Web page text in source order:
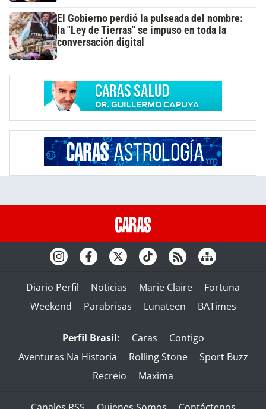
El Gobierno perdió la pulseada del nombre:
la "Ley de Tierras" se impuso en toda la
conversación digital
Diario Perfil Noticias Marie Claire
Fortuna
Weekend
Parabrisas Lunateen BATimes
Perfil Brasil: Caras
Contigo
Aventuras Na Historia
Rolling Stone
Sport Buzz
Recreio
Maxima